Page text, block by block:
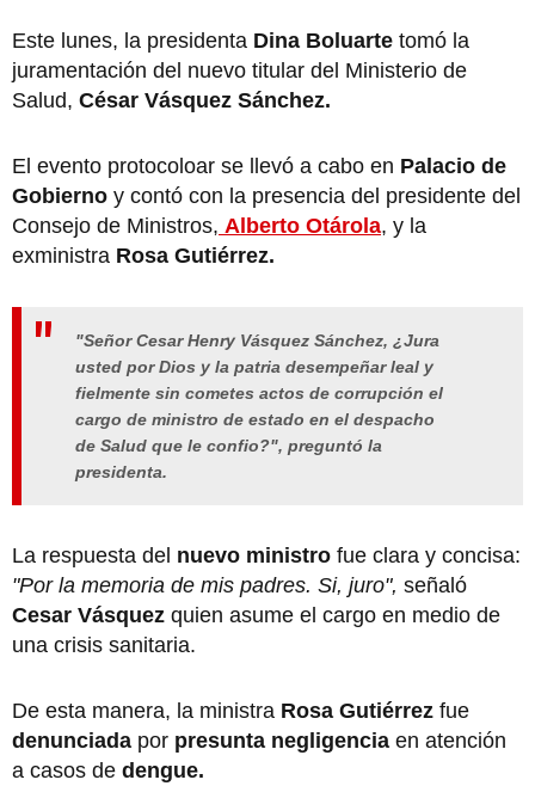
Este lunes, la presidenta Dina Boluarte tomó la
juramentación del nuevo titular del Ministerio de
Salud, César Vásquez Sánchez.
El evento protocoloar se llevó a cabo en Palacio de
Gobierno y contó con la presencia del presidente del
Consejo de Ministros, Alberto Otárola, y la
exministra Rosa Gutiérrez.
"Señor Cesar Henry Vásquez Sánchez, ¿Jura
usted por Dios y la patria desempeñar leal y
fielmente sin cometes actos de corrupción el
cargo de ministro de estado en el despacho
de Salud que le confio?", preguntó la
presidenta.
La respuesta del nuevo ministro fue clara y concisa:
"Por la memoria de mis padres. Si, juro", señaló
Cesar Vásquez quien asume el cargo en medio de
una crisis sanitaria.
De esta manera, la ministra Rosa Gutiérrez fue
denunciada por presunta negligencia en atención
a casos de dengue.